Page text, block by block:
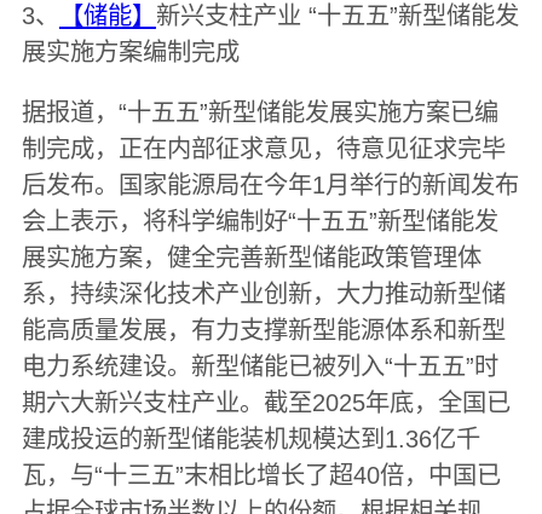
3、 【储能】 新兴支柱产业 “十五五”新型储能发
展实施方案编制完成
据报道，“十五五”新型储能发展实施方案已编
制完成，正在内部征求意见，待意见征求完毕
后发布。国家能源局在今年1月举行的新闻发布
会上表示，将科学编制好“十五五”新型储能发
展实施方案，健全完善新型储能政策管理体
系，持续深化技术产业创新，大力推动新型储
能高质量发展，有力支撑新型能源体系和新型
电力系统建设。新型储能已被列入“十五五”时
期六大新兴支柱产业。截至2025年底，全国已
建成投运的新型储能装机规模达到1.36亿千
瓦，与“十三五”末相比增长了超40倍，中国已